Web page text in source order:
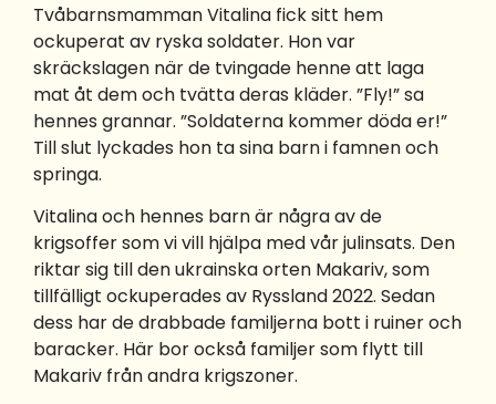
Tvåbarnsmamman Vitalina fick sitt hem
ockuperat av ryska soldater. Hon var
skräckslagen när de tvingade henne att laga
mat åt dem och tvätta deras kläder. ”Fly!” sa
hennes grannar. ”Soldaterna kommer döda er!”
Till slut lyckades hon ta sina barn i famnen och
springa.
Vitalina och hennes barn är några av de
krigsoffer som vi vill hjälpa med vår julinsats. Den
riktar sig till den ukrainska orten Makariv, som
tillfälligt ockuperades av Ryssland 2022. Sedan
dess har de drabbade familjerna bott i ruiner och
baracker. Här bor också familjer som flytt till
Makariv från andra krigszoner.